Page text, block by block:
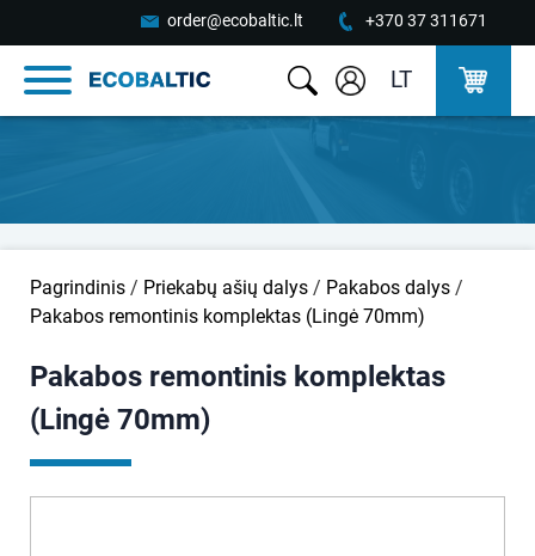
order@ecobaltic.lt +370 37 311671
LT
Pagrindinis / Priekabų ašių dalys / Pakabos dalys /
Pakabos remontinis komplektas (Lingė 70mm)
Pakabos remontinis komplektas
(Lingė 70mm)